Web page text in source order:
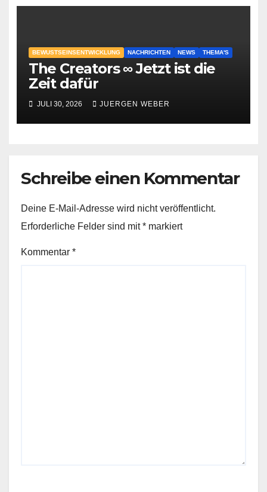
BEWUSTSEINSENTWICKLUNG NACHRICHTEN NEWS THEMA'S
The Creators ∞ Jetzt ist die
Zeit dafür
JULI 30, 2026 JUERGEN WEBER
Schreibe einen Kommentar
Deine E-Mail-Adresse wird nicht veröffentlicht.
Erforderliche Felder sind mit* markiert
Kommentar *